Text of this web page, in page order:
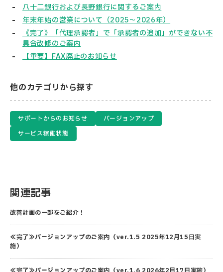
八十二銀行および長野銀行に関するご案内
年末年始の営業について（2025～2026年）
《完了》「代理承認者」で「承認者の追加」ができない不
具合改修のご案内
【重要】FAX廃止のお知らせ
他のカテゴリから探す
サポートからのお知らせ
バージョンアップ
サービス稼働状態
関連記事
改善計画の一部をご紹介！
≪完了≫バージョンアップのご案内（ver.1.5 2025年12月15日実
施）